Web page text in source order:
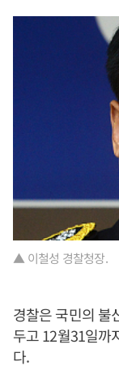
▲ 이철성 경찰청장.
경찰은 국민의 불
두고 12월31일까
다.